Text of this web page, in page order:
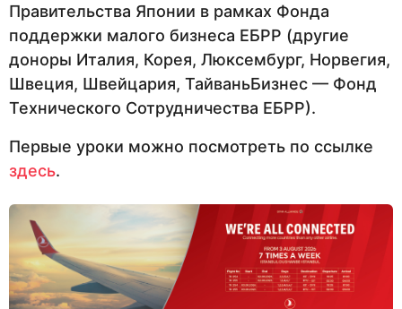
Правительства Японии в рамках Фонда
поддержки малого бизнеса ЕБРР (другие
доноры Италия, Корея, Люксембург, Норвегия,
Швеция, Швейцария, ТайваньБизнес — Фонд
Технического Сотрудничества ЕБРР).
Первые уроки можно посмотреть по ссылке
здесь.